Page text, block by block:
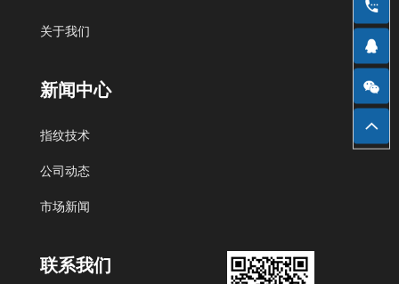
北京艾迪沃德科技发展有限公司
关于我们
新闻中心
指纹技术
公司动态
市场新闻
联系我们